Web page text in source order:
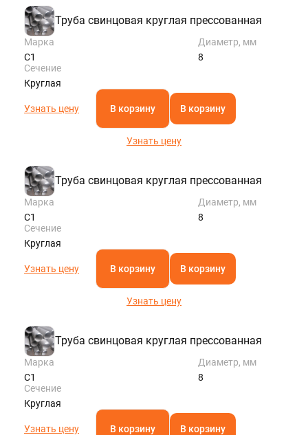
Труба свинцовая круглая прессованная
Марка
С1
Диаметр, мм
8
Сечение
Круглая
Узнать цену В корзину В корзину
Узнать цену
Труба свинцовая круглая прессованная
Марка
С1
Диаметр, мм
8
Сечение
Круглая
Узнать цену В корзину В корзину
Узнать цену
Труба свинцовая круглая прессованная
Марка
С1
Диаметр, мм
8
Сечение
Круглая
Узнать цену В корзину В корзину